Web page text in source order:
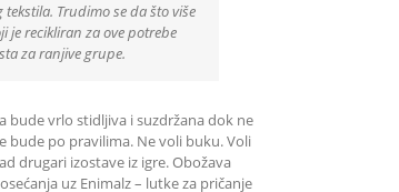
Trudimo se da što više
je recikliran za ove potrebe
za ranjive grupe.
bude vrlo stidljiva i suzdržana dok ne
bude po pravilima. Ne voli buku. Voli
drugari izostave iz igre. Obožava
uz Enimalz – lutke za pričanje